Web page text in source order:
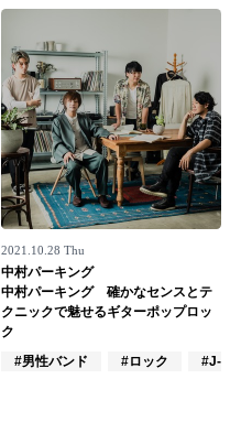
#作詞/作曲家
2021.10.28 Thu
中村パーキング
中村パーキング 確かなセンスとテ
クニックで魅せるギターポップロッ
ク
#男性バンド
#ロック #J-